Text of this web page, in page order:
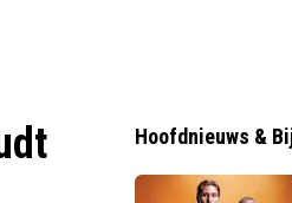
Hoofdnieuws &